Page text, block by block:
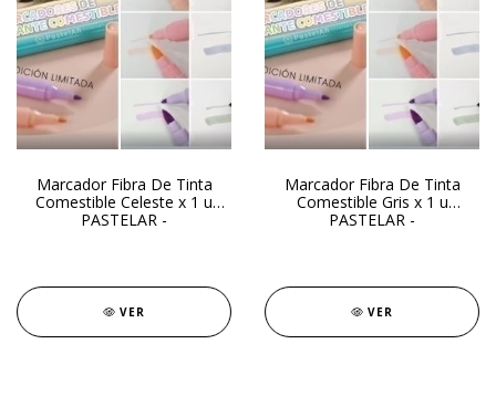
Marcador Fibra De Tinta
Comestible Celeste x 1 u
PASTELAR -
VER
Marcador Fibra De Tinta
Comestible Gris x 1 u
PASTELAR -
VER